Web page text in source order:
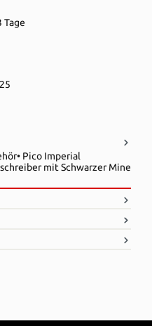
Tage
Wert ein oder benutze die
Pico Imperial
mit Schwarzer Mine